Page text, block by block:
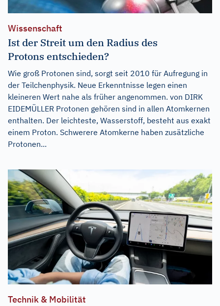
Wissenschaft
Ist der Streit um den Radius des
Protons entschieden?
Wie groß Protonen sind, sorgt seit 2010 für Aufregung in
der Teilchenphysik. Neue Erkenntnisse legen einen
kleineren Wert nahe als früher angenommen. von DIRK
EIDEMÜLLER Protonen gehören sind in allen Atomkernen
enthalten. Der leichteste, Wasserstoff, besteht aus exakt
einem Proton. Schwerere Atomkerne haben zusätzliche
Protonen...
Technik & Mobilität